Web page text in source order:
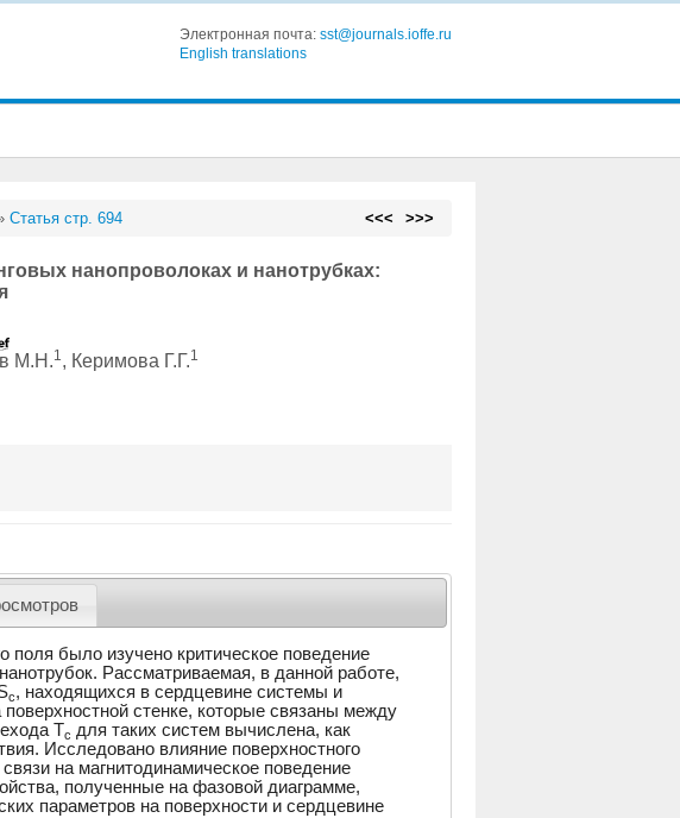
Электронная почта: sst@journals.ioffe.ru
English translations
Статья стр. 694 <<< >>>
нанопроволоках и нанотрубках:
М.Н.1, Керимова Г.Г.1
поля было изучено критическое поведение
Рассматриваемая, в данной работе,
c, находящихся в сердцевине системы и
стенке, которые связаны между
Tc для таких систем вычислена, как
Исследовано влияние поверхностного
на магнитодинамическое поведение
полученные на фазовой диаграмме,
параметров на поверхности и сердцевине